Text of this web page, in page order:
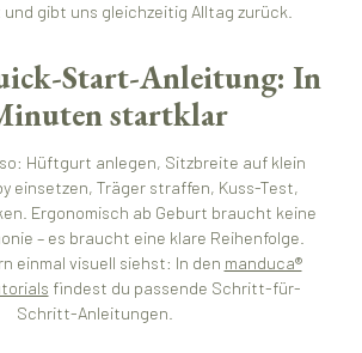
gibt uns gleichzeitig Alltag zurück.
Start-Anleitung: In
startklar
Hüftgurt anlegen, Sitzbreite auf klein
einsetzen, Träger straffen, Kuss-Test,
Ergonomisch ab Geburt braucht keine
– es braucht eine klare Reihenfolge.
einmal visuell siehst: In den manduca®
findest du passende Schritt-für-
Schritt-Anleitungen.